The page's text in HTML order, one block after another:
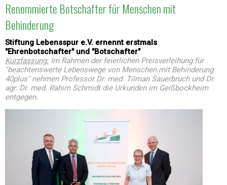
Renommierte Botschafter für Menschen mit
Behinderung
Stiftung Lebensspur e.V. ernennt erstmals
"Ehrenbotschafter" und "Botschafter"
Kurzfassung:Im Rahmen der feierlichen Preisverleihung für
"beachtenswerte Lebenswege von Menschen mit Behinderung
40plus" nehmen Professor Dr. med. Tilman Sauerbruch und Dr.
agr. Dr. med. Rahim Schmidt die Urkunden im Geißbockheim
entgegen.